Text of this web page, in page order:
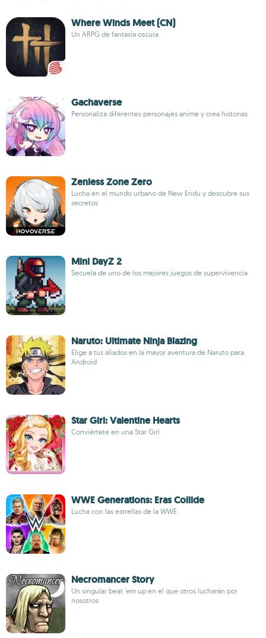
Where Winds Meet (CN)
Un ARPG de fantasía oscura
Gachaverse
Personaliza diferentes personajes anime y crea historias
Zenless Zone Zero
Lucha en el mundo urbano de New Eridu y descubre sus
secretos
Mini DayZ 2
Secuela de uno de los mejores juegos de supervivencia
Naruto: Ultimate Ninja Blazing
Elige a tus aliados en la mayor aventura de Naruto para
Android
Star Girl: Valentine Hearts
Conviértete en una Star Girl
WWE Generations: Eras Collide
Lucha con las estrellas de la WWE
Necromancer Story
Un singular beat 'em up en el que otros lucharán por
nosotros